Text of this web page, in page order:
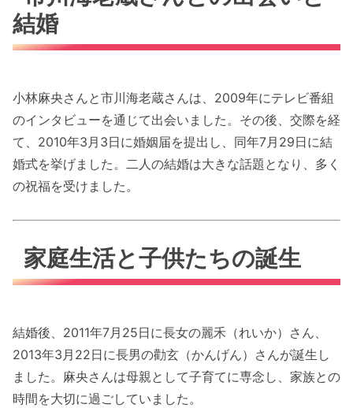
結婚
小林麻央さんと市川海老蔵さんは、2009年にテレビ番組
のインタビューを通じて出会いました。その後、交際を経
て、2010年3月3日に婚姻届を提出し、同年7月29日に結
婚式を挙げました。二人の結婚は大きな話題となり、多く
の祝福を受けました。
家庭生活と子供たちの誕生
結婚後、2011年7月25日に長女の麗禾（れいか）さん、
2013年3月22日に長男の勸玄（かんげん）さんが誕生し
ました。麻央さんは母親として子育てに専念し、家族との
時間を大切に過ごしていました。